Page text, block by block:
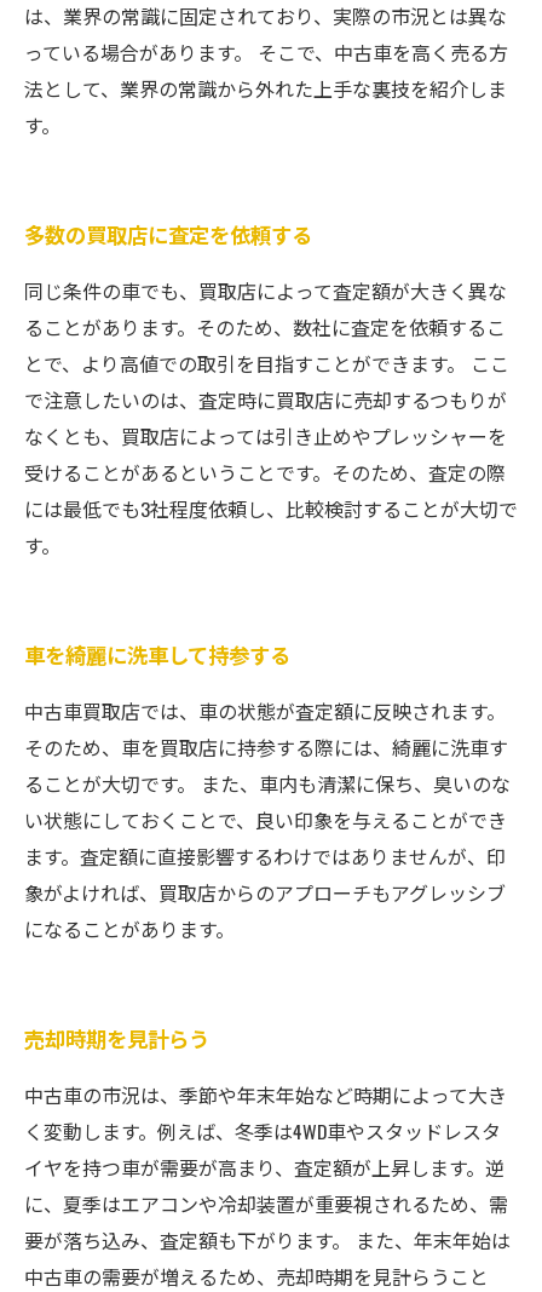
は、業界の常識に固定されており、実際の市況とは異な
っている場合があります。 そこで、中古車を高く売る方
法として、業界の常識から外れた上手な裏技を紹介しま
す。
多数の買取店に査定を依頼する
同じ条件の車でも、買取店によって査定額が大きく異な
ることがあります。そのため、数社に査定を依頼するこ
とで、より高値での取引を目指すことができます。 ここ
で注意したいのは、査定時に買取店に売却するつもりが
なくとも、買取店によっては引き止めやプレッシャーを
受けることがあるということです。そのため、査定の際
には最低でも3社程度依頼し、比較検討することが大切で
す。
車を綺麗に洗車して持参する
中古車買取店では、車の状態が査定額に反映されます。
そのため、車を買取店に持参する際には、綺麗に洗車す
ることが大切です。 また、車内も清潔に保ち、臭いのな
い状態にしておくことで、良い印象を与えることができ
ます。査定額に直接影響するわけではありませんが、印
象がよければ、買取店からのアプローチもアグレッシブ
になることがあります。
売却時期を見計らう
中古車の市況は、季節や年末年始など時期によって大き
く変動します。例えば、冬季は4WD車やスタッドレスタ
イヤを持つ車が需要が高まり、査定額が上昇します。逆
に、夏季はエアコンや冷却装置が重要視されるため、需
要が落ち込み、査定額も下がります。 また、年末年始は
中古車の需要が増えるため、売却時期を見計らうこと